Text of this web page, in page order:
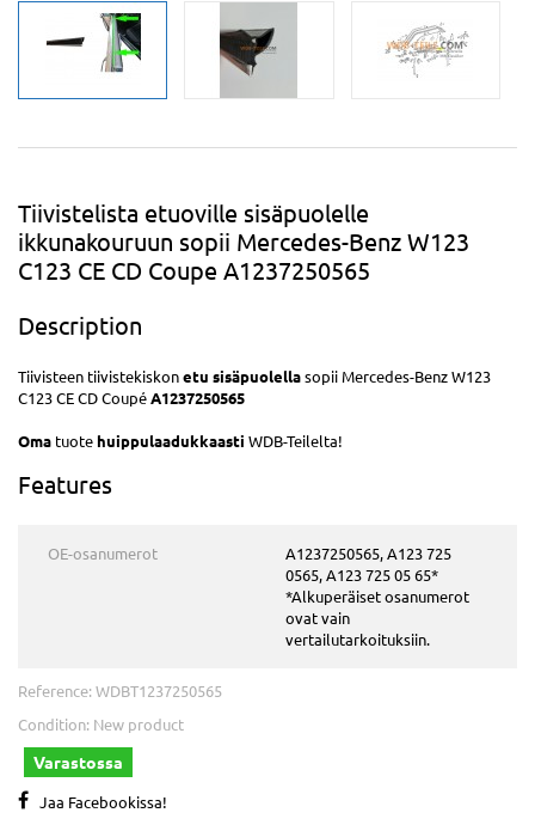
Tiivistelista etuoville sisäpuolelle
ikkunakouruun sopii Mercedes-Benz W123
C123 CE CD Coupe A1237250565
Description
Tiivisteen tiivistekiskonetu sisäpuolellasopii Mercedes-Benz W123
C123 CE CD CoupéA1237250565
Oma tuotehuippulaadukkaasti WDB-Teilelta!
Features
OE-osanumerot
A1237250565, A123 725
0565, A123 725 05 65*
*Alkuperäiset osanumerot
ovat vain
vertailutarkoituksiin.
Reference: WDBT1237250565
Condition: New product
Varastossa
Jaa Facebookissa!